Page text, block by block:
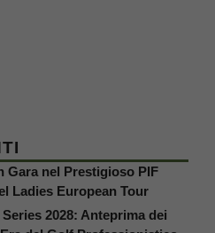
Gara nel Prestigioso PIF
Ladies European Tour
2028: Anteprima dei